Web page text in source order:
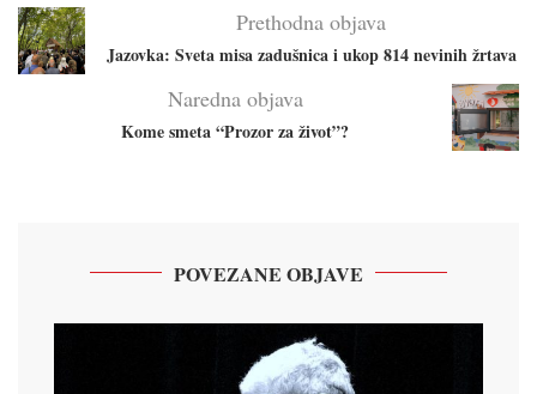
Prethodna objava
Jazovka: Sveta misa zadušnica i ukop 814 nevinih žrtava
Naredna objava
Kome smeta “Prozor za život”?
POVEZANE OBJAVE